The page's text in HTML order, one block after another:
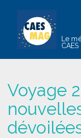
Le
Voyage